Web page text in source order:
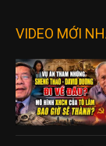
VIDEO MỚI